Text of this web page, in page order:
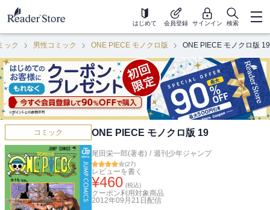
はじめて 会員登録 サインイン 検索
ック 男性コミック ONE PIECE モノクロ版 ONE PIECE モノクロ版 19
コミック ONE PIECE モノクロ版 19
尾田栄一郎(著者) / 週刊少年ジャンプ
(27)
レビューを書く
¥460 (税込)
クーポン利用対象商品
2012年09月21日 配信